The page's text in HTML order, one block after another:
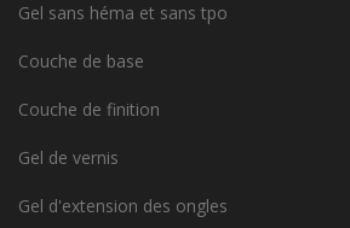
Gel sans héma et sans tpo
Couche de base
Couche de finition
Gel de vernis
Gel d'extension des ongles